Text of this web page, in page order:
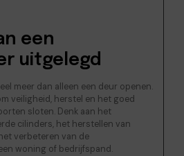
een
uitgelegd
meer dan alleen een deur openen.
veiligheid, herstel en het goed
sloten. Denk aan het
cilinders, het herstellen van
verbeteren van de
woning of bedrijfspand.